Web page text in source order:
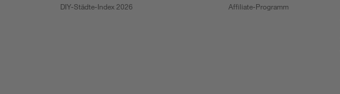
DIY-Städte-Index 2026
Affiliate-Programm